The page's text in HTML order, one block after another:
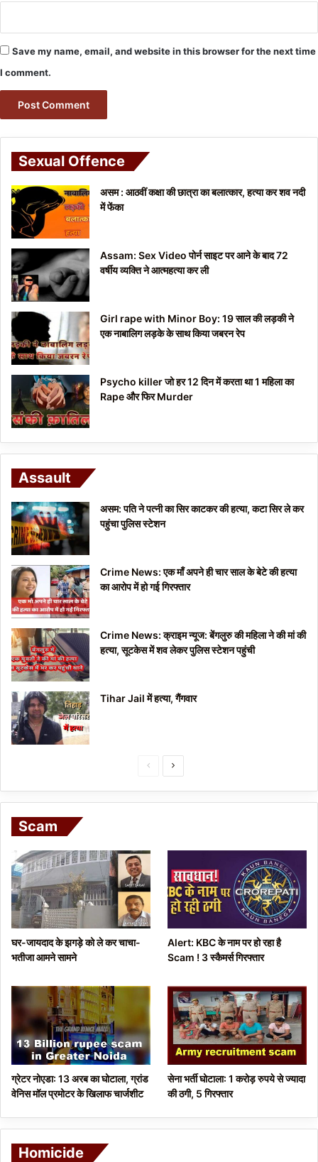
Save my name, email, and website in this browser for the next time
I comment.
Sexual Offence
असम : आठवीं कक्षा की छात्रा का बलात्कार, हत्या कर शव नदी
में फेंका
Assam: Sex Video पोर्न साइट पर आने के बाद 72
वर्षीय व्यक्ति ने आत्महत्या कर ली
Girl rape with Minor Boy: 19 साल की लड़की ने
एक नाबालिग लड़के के साथ किया जबरन रेप
Psycho killer जो हर 12 दिन में करता था 1 महिला का
Rape और फिर Murder
Assault
असम: पति ने पत्नी का सिर काटकर की हत्या, कटा सिर ले कर
पहुंचा पुलिस स्टेशन
Crime News: एक माँ अपने ही चार साल के बेटे की हत्या
का आरोप में हो गई गिरफ्तार
Crime News: क्राइम न्यूज: बेंगलुरु की महिला ने की मां की
हत्या, सूटकेस में शव लेकर पुलिस स्टेशन पहुंची
Tihar Jail में हत्या, गैंगवार
e
u
p
e
x
g
e
Scam
घर-जायदाद के झगड़े को ले कर चाचा-
भतीजा आमने सामने
Alert: KBC के नाम पर हो रहा है
Scam ! 3 स्कैमर्स गिरफ्तार
ग्रेटर नोएडा: 13 अरब का घोटाला, ग्रांड
वेनिस मॉल प्रमोटर के खिलाफ चार्जशीट
सेना भर्ती घोटाला: 1 करोड़ रुपये से ज्यादा
की ठगी, 5 गिरफ्तार
Homicide